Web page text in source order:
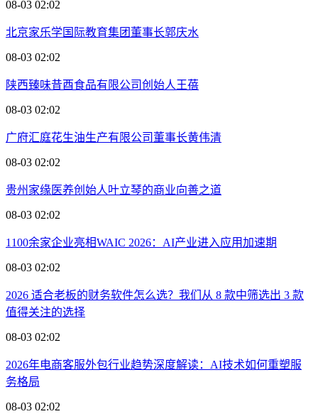
08-03 02:02
北京家乐学国际教育集团董事长郭庆水
08-03 02:02
陕西臻味昔酉食品有限公司创始人王蓓
08-03 02:02
广府汇庭花生油生产有限公司董事长黄伟清
08-03 02:02
贵州家缘医养创始人叶立琴的商业向善之道
08-03 02:02
1100余家企业亮相WAIC 2026：AI产业进入应用加速期
08-03 02:02
2026 适合老板的财务软件怎么选？我们从 8 款中筛选出 3 款
值得关注的选择
08-03 02:02
2026年电商客服外包行业趋势深度解读：AI技术如何重塑服
务格局
08-03 02:02